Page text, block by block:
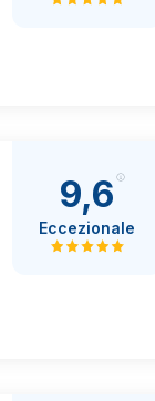
9,6
Eccezionale